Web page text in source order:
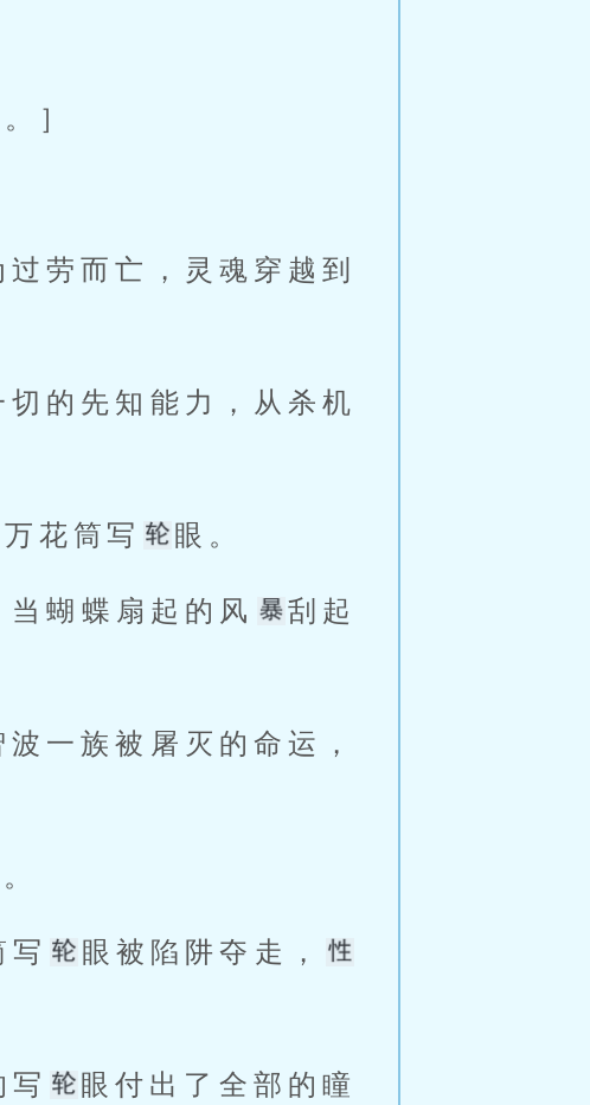
］
劳而亡，灵魂穿越到
的先知能力，从杀机
花筒写 眼。
当蝴蝶扇起的风
刮起
一族被屠灭的命运，
写
眼被陷阱夺走，
写
眼付出了全部的瞳